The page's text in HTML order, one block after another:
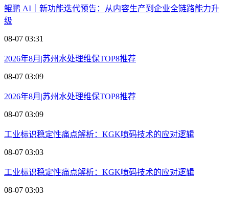
鲲鹏 AI｜新功能迭代预告：从内容生产到企业全链路能力升
级
08-07 03:31
2026年8月|苏州水处理维保TOP8推荐
08-07 03:09
2026年8月|苏州水处理维保TOP8推荐
08-07 03:09
工业标识稳定性痛点解析：KGK喷码技术的应对逻辑
08-07 03:03
工业标识稳定性痛点解析：KGK喷码技术的应对逻辑
08-07 03:03